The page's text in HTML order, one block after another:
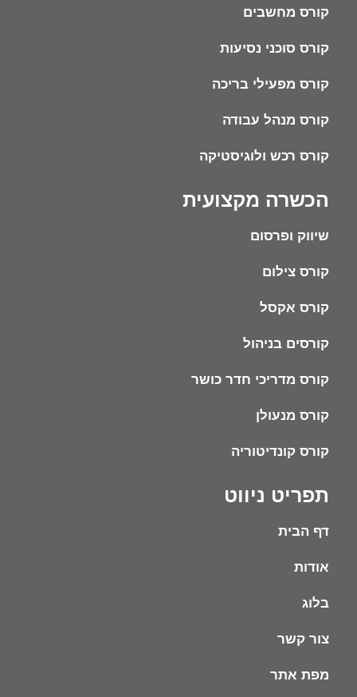
תפריט ניווט
דף הבית
אודות
בלוג
צור קשר
מפת אתר
הכשרה מקצועית
שיווק ופרסום
קורס צילום
קורס אקסל
קורסים בניהול
קורס מדריכי חדר כושר
קורס מנעולן
קורס קונדיטוריה
קורס מחשבים
קורס סוכני נסיעות
קורס מפעילי בריכה
קורס מנהל עבודה
קורס רכש ולוגיסטיקה